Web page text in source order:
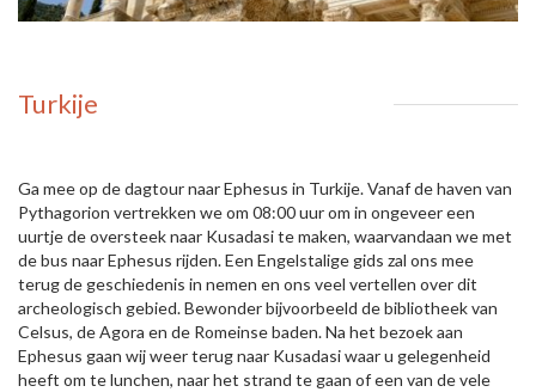
Turkije
Ga mee op de dagtour naar Ephesus in Turkije. Vanaf de haven van
Pythagorion vertrekken we om 08:00 uur om in ongeveer een
uurtje de oversteek naar Kusadasi te maken, waarvandaan we met
de bus naar Ephesus rijden. Een Engelstalige gids zal ons mee
terug de geschiedenis in nemen en ons veel vertellen over dit
archeologisch gebied. Bewonder bijvoorbeeld de bibliotheek van
Celsus, de Agora en de Romeinse baden. Na het bezoek aan
Ephesus gaan wij weer terug naar Kusadasi waar u gelegenheid
heeft om te lunchen, naar het strand te gaan of een van de vele